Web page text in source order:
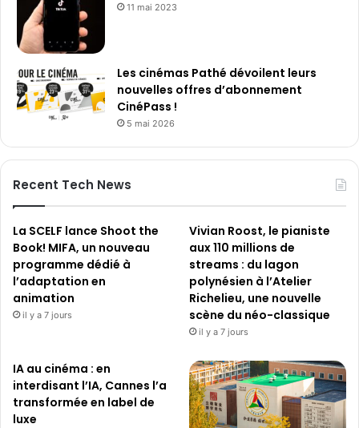
11 mai 2023
Les cinémas Pathé dévoilent leurs
nouvelles offres d’abonnement
CinéPass !
5 mai 2026
Recent Tech News
La SCELF lance Shoot the
Book! MIFA, un nouveau
programme dédié à
l’adaptation en
animation
il y a 7 jours
Vivian Roost, le pianiste
aux 110 millions de
streams : du lagon
polynésien à l’Atelier
Richelieu, une nouvelle
scène du néo-classique
il y a 7 jours
IA au cinéma : en
interdisant l’IA, Cannes l’a
transformée en label de
luxe